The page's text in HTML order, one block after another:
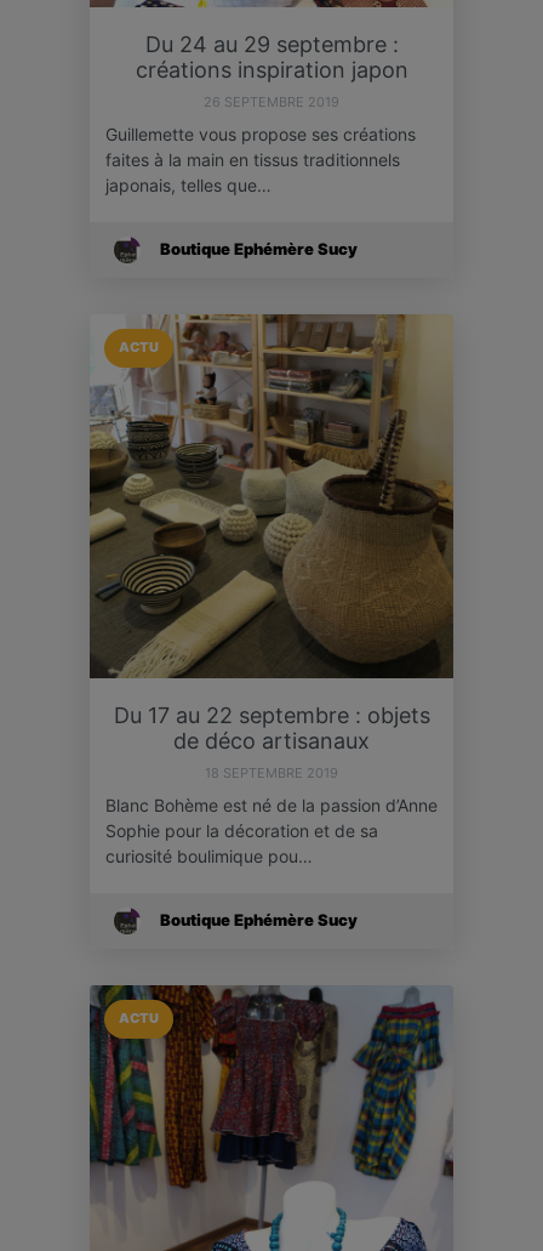
Du 24 au 29 septembre :
créations inspiration japon
26 SEPTEMBRE 2019
Guillemette vous propose ses créations
faites à la main en tissus traditionnels
japonais, telles que…
Boutique Ephémère Sucy
ACTU
Du 17 au 22 septembre : objets
de déco artisanaux
18 SEPTEMBRE 2019
Blanc Bohème est né de la passion d’Anne
Sophie pour la décoration et de sa
curiosité boulimique pou…
Boutique Ephémère Sucy
ACTU